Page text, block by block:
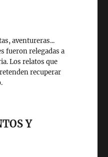
aventureras...
fueron relegadas a
Los relatos que
recuperar
Y